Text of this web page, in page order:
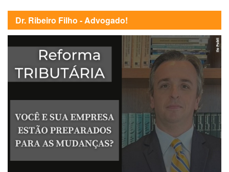
Dr. Ribeiro Filho - Advogado!